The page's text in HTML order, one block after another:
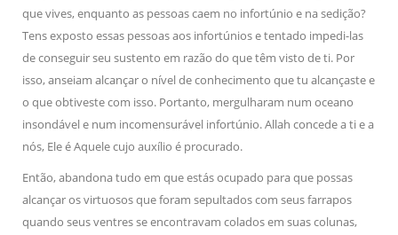
que vives, enquanto as pessoas caem no infortúnio e na sedição?
Tens exposto essas pessoas aos infortúnios e tentado impedi-las
de conseguir seu sustento em razão do que têm visto de ti. Por
isso, anseiam alcançar o nível de conhecimento que tu alcançaste e
o que obtiveste com isso. Portanto, mergulharam num oceano
insondável e num incomensurável infortúnio. Allah concede a ti e a
nós, Ele é Aquele cujo auxílio é procurado.
Então, abandona tudo em que estás ocupado para que possas
alcançar os virtuosos que foram sepultados com seus farrapos
quando seus ventres se encontravam colados em suas colunas,